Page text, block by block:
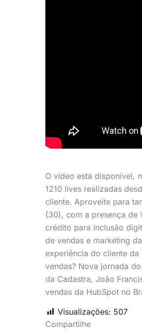
O vídeo está disponível,
1210 lives realizadas
cliente. Aproveite para
(30), com a presença de
crédito para inclusão
de vendas e marketing
experiência do cliente
vendas? Nova jornada
da Cadastra, João
vendas da HubSpot no
Visualizações: 507
Compartilhe